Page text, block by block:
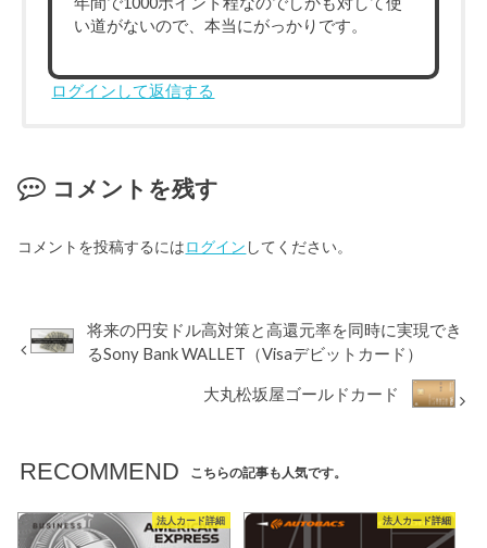
い道がないので、本当にがっかりです。
ログインして返信する
コメントを残す
コメントを投稿するにはログイン してください。
将来の円安ドル高対策と高還元率を同時に実現でき
るSony Bank WALLET（Visaデビットカード）
大丸松坂屋ゴールドカード
RECOMMEND こちらの記事も人気です。
法人カード詳細 法人カード詳細